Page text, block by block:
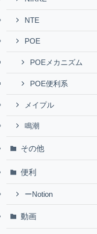
NTE
POE
POEメカニズム
POE便利系
メイプル
鳴潮
その他
便利
ーNotion
動画